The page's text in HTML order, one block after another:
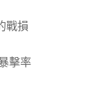
戰損
擊率